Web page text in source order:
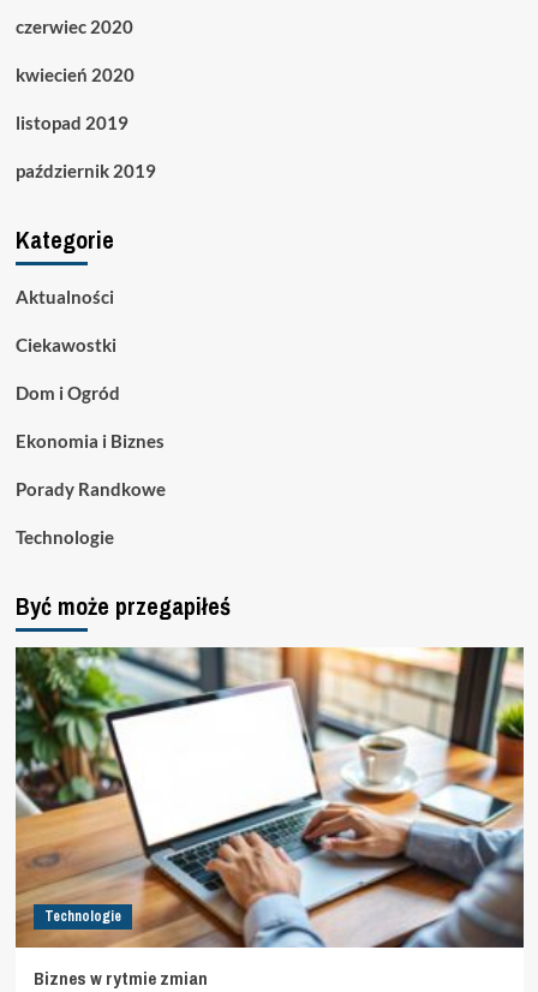
czerwiec 2020
kwiecień 2020
listopad 2019
październik 2019
Kategorie
Aktualności
Ciekawostki
Dom i Ogród
Ekonomia i Biznes
Porady Randkowe
Technologie
Być może przegapiłeś
Technologie
Biznes w rytmie zmian